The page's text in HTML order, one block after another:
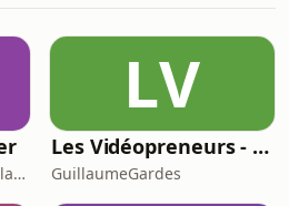
fenêtre… Parviendra-t-il
petits avant
ou n&#39;importe
des histoires tirées
Pauline, Charleen, naglaglasson, Élabète
LV
Les Vidéopreneurs - Le Podcast des vidéastes entrepreneurs.
GuillaumeGardes